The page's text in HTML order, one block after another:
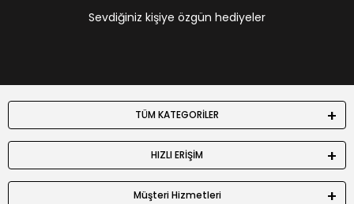
Sevdiğiniz kişiye özgün hediyeler
TÜM KATEGORİLER
HIZLI ERİŞİM
Müşteri Hizmetleri